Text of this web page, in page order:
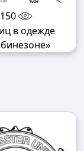
150
в одежде